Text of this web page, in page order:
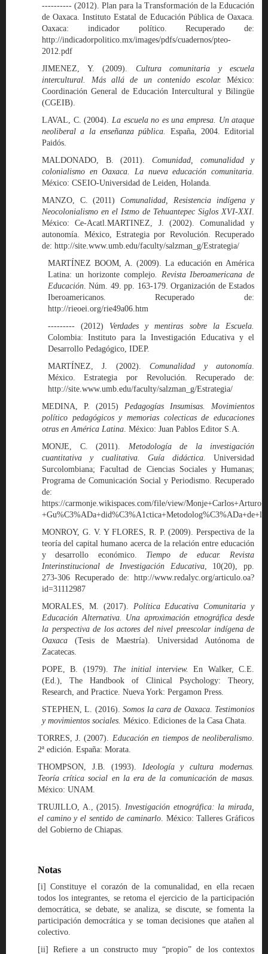
---------- (2012). Plan para la Transformación de la Educación
de Oaxaca. Instituto Estatal de Educación Pública de Oaxaca.
Oaxaca: indicador político. Recuperado de:
http://indicadorpolitico.mx/images/pdfs/cuadernos/pteo-
2012.pdf
JIMENEZ, Y. (2009). Cultura comunitaria y escuela
intercultural. Más allá de un contenido escolar. México:
Coordinación General de Educación Intercultural y Bilingüe
(CGEIB).
LAVAL, C. (2004). La escuela no es una empresa. Un ataque
neoliberal a la enseñanza pública.
España, 2004. Editorial
Paidós.
MALDONADO, B. (2011).
Comunidad, comunalidad y
colonialismo en Oaxaca. La nueva educación comunitaria
México: CSEIO-Universidad de Leiden, Holanda.
MANZO, C. (2011)Comunalidad, Resistencia indígena y
Neocolonialismo en el Istmo de Tehuantepec Siglos XVI-XXI
México: Ce-Acatl.MARTINEZ, J. (2002). Comunalidad y
autonomía. México, Estrategia por Revolución. Recuperado
de: http://site.www.umb.edu/faculty/salzman_g/Estrategia/
MARTÍNEZ BOOM, A. (2009). La educación en América
Latina: un horizonte complejo. Revista Iberoamericana de
Educación. Núm. 49. pp. 163-179. Organización de Estados
Iberoamericanos. Recuperado de:
http://rieoei.org/rie49a06.htm
--------- (2012) Verdades y mentiras sobre la Escuela.
Colombia: Instituto para la Investigación Educativa y el
Desarrollo Pedagógico, IDEP.
MARTÍNEZ, J. (2002).Comunalidad y autonomía
México. Estrategia por Revolución. Recuperado de:
http://site.www.umb.edu/faculty/salzman_g/Estrategia/
MEDINA, P. (2015) Pedagogías Insumisas. Movimientos
político pedagógicos y memorias colecticas de educaciones
otras en América Latina . México: Juan Pablos Editor S.A.
MONJE, C. (2011). Metodología de la investigación
cuantitativa y cualitativa. Guía didáctica.
Universidad
Surcolombiana; Facultad de Ciencias Sociales y Humanas;
Programa de Comunicación Social y Periodismo. Recuperado
de:
https://carmonje.wikispaces.com/file/view/
MONROY, G. V. Y FLORES, R. P. (2009). Perspectiva de la
teoría del capital humano acerca de la relación entre educación
y desarrollo económico. Tiempo de educar. Revista
Interinstitucional de Investigación Educativa, 10(20), pp.
273-306 Recuperado de: http://www.redalyc.org/articulo.oa?
id=31112987
MORALES, M. (2017). Política Educativa Comunitaria y
Educación Alternativa. Una aproximación etnográfica desde
la perspectiva de los actores del nivel preescolar indígena de
Oaxaca (Tesis de Maestría). Universidad Autónoma de
Zacatecas.
POPE, B. (1979). The initial interview.En Walker, C.E.
(Ed.), The Handbook of Clinical Psychology: Theory,
Research, and Practice. Nueva York: Pergamon Press.
STEPHEN, L. (2016).Somos la cara de Oaxaca. Testimonios
y movimientos sociales.México. Ediciones de la Casa Chata.
TORRES, J. (2007). Educación en tiempos de neoliberalismo
2ª edición. España: Morata.
THOMPSON, J.B. (1993). Ideología y cultura modernas.
Teoría crítica social en la era de la comunicación de masas
México: UNAM.
TRUJILLO, A., (2015). Investigación etnográfica: la mirada,
el camino y el sentido de caminarlo. México: Talleres Gráficos
del Gobierno de Chiapas.
Notas
[i] Constituye el corazón de la comunalidad, en ella recaen
todos los integrantes, se retoma el ejercicio de la participación
democrática, se debate, se analiza, se discute, se fomenta la
participación democrática y se toman decisiones que atañen al
colectivo.
[ii] Refiere a un constructo muy “propio” de los contextos